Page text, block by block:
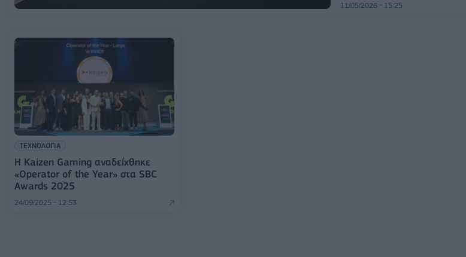
11/05/2026 - 15:25
ΤΕΧΝΟΛΟΓΙΑ
Η Kaizen Gaming αναδείχθηκε
«Operator of the Year» στα SBC
Awards 2025
24/09/2025 - 12:53